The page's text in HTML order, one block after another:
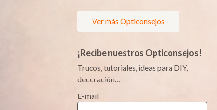
Ver más Opticonsejos
¡Recibe nuestros Opticonsejos!
Trucos, tutoriales, ideas para DIY,
decoración…
E-mail